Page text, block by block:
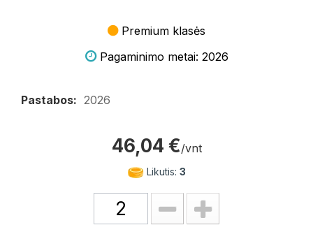
Premium klasės
Pagaminimo metai: 2026
Pastabos: 2026
46,04 €/vnt
Likutis: 3